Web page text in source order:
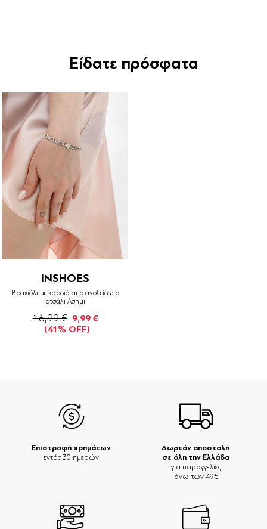
Είδατε πρόσφατα
INSHOES
Βραχιόλι με καρδιά από ανοξείδωτο
ατσάλι Ασημί
16,99 € 9,99 €
(41% OFF)
Δωρεάν αποστολή
σε όλη την Ελλάδα
για παραγγελίες
άνω των 49€
Επιστροφή χρημάτων
εντός 30 ημερών